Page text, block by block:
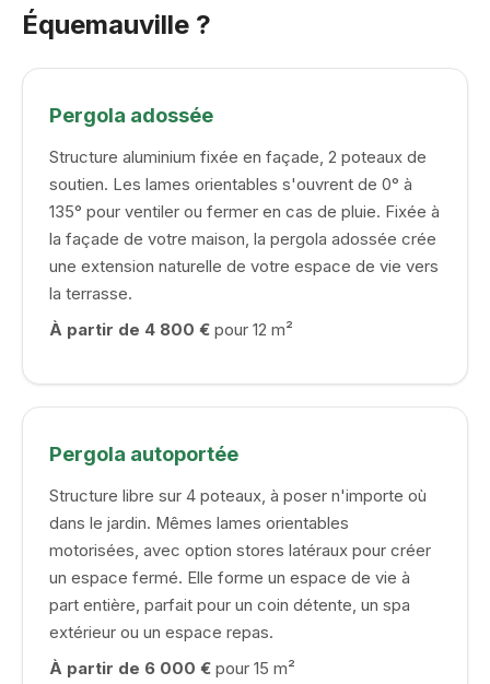
Équemauville ?
Pergola adossée
Structure aluminium fixée en façade, 2 poteaux de
soutien. Les lames orientables s'ouvrent de 0° à
135° pour ventiler ou fermer en cas de pluie. Fixée à
la façade de votre maison, la pergola adossée crée
une extension naturelle de votre espace de vie vers
la terrasse.
À partir de 4 800 € pour 12 m²
Pergola autoportée
Structure libre sur 4 poteaux, à poser n'importe où
dans le jardin. Mêmes lames orientables
motorisées, avec option stores latéraux pour créer
un espace fermé. Elle forme un espace de vie à
part entière, parfait pour un coin détente, un spa
extérieur ou un espace repas.
À partir de 6 000 € pour 15 m²